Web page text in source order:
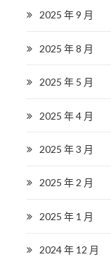
2025 年 9 月
2025 年 8 月
2025 年 5 月
2025 年 4 月
2025 年 3 月
2025 年 2 月
2025 年 1 月
2024 年 12 月